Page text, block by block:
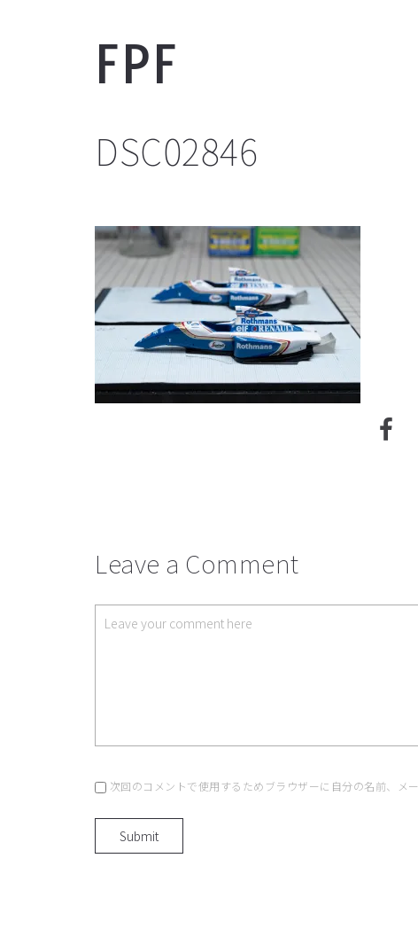
FPF
DSC02846
Leave a Comment
次回のコメントで使用するためブラウザーに自分の名前、メ